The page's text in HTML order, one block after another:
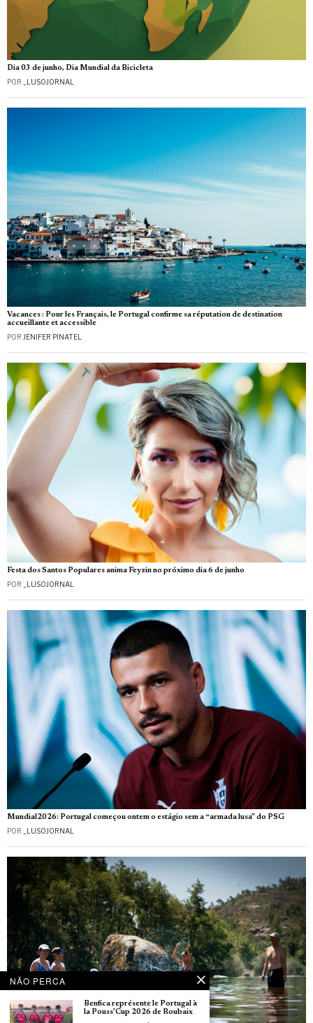
Dia 03 de junho, Dia Mundial da Bicicleta
POR _LUSOJORNAL
Vacances : Pour les Français, le Portugal confirme sa réputation de destination
accueillante et accessible
POR JENIFER PINATEL
Festa dos Santos Populares anima Feyzin no próximo dia 6 de junho
POR _LUSOJORNAL
Mundial2026: Portugal começou ontem o estágio sem a “armada lusa” do PSG
POR _LUSOJORNAL
NÃO PERCA
Benfica représente le Portugal à
la Pouss’Cup 2026 de Roubaix